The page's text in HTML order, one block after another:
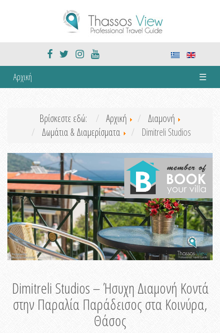
Αρχική ☰
Βρίσκεστε εδώ: Αρχική
Διαμονή
Δωμάτια & Διαμερίσματα
Dimitreli Studios
Dimitreli Studios – Ήσυχη Διαμονή Κοντά
στην Παραλία Παράδεισος στα Κοινύρα,
Θάσος